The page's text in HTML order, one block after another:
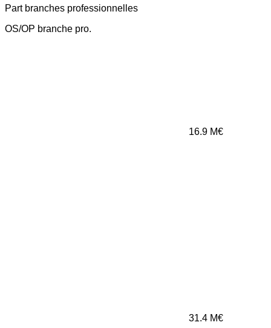
Part branches professionnelles
OS/OP branche pro.
16.9 M€
31.4 M€